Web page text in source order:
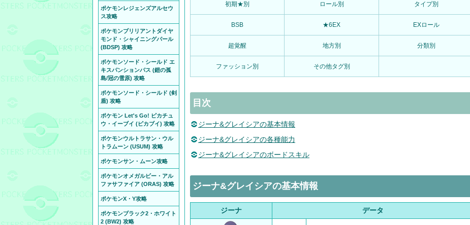
初期★別 ロール別 タイプ別
BSB ★6EX EXロール
超覚醒 地方別 分類別
ファッション別 その他タグ別
目次
ジーナ&グレイシアの基本情報
ジーナ&グレイシアの各種能力
ジーナ&グレイシアのボードスキル
ジーナ&グレイシアの基本情報
ジーナ データ
ポケモンレジェンズアルセウ
ス攻略
ポケモンブリリアントダイヤ
モンド・シャイニングパール
(BDSP) 攻略
ポケモンソード・シールド エ
キスパンションパス (鎧の孤
島/冠の雪原) 攻略
ポケモンソード・シールド (剣
盾) 攻略
ポケモン Let's Go! ピカチュ
ウ・イーブイ (ピカブイ) 攻略
ポケモンウルトラサン・ウル
トラムーン (USUM) 攻略
ポケモンサン・ムーン攻略
ポケモンオメガルビー・アル
ファサファイア (ORAS) 攻略
ポケモンX・Y攻略
ポケモンブラック2・ホワイト
2 (BW2) 攻略